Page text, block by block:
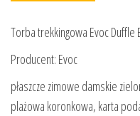
Torba trekkingowa Evoc
Producent: Evoc
płaszcze zimowe damskie
plażowa koronkowa, karta